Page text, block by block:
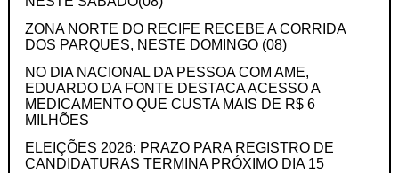
ZONA NORTE DO RECIFE RECEBE A CORRIDA
DOS PARQUES, NESTE DOMINGO (08)
NO DIA NACIONAL DA PESSOA COM AME,
EDUARDO DA FONTE DESTACA ACESSO A
MEDICAMENTO QUE CUSTA MAIS DE R$ 6
MILHÕES
ELEIÇÕES 2026: PRAZO PARA REGISTRO DE
CANDIDATURAS TERMINA PRÓXIMO DIA 15